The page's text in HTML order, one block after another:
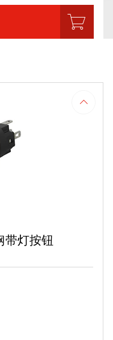
灯按钮